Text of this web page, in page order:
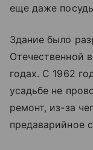
еще даже
Здание было
Отечественной
годах. С 1962
усадьбе не
ремонт, из-за
предаварийное